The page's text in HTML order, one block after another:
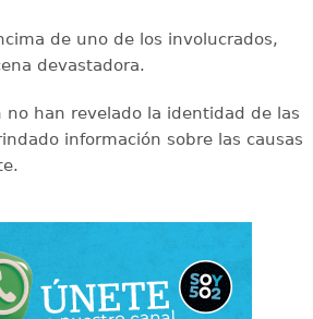
de uno de los involucrados,
devastadora.
no han revelado la identidad de las
información sobre las causas